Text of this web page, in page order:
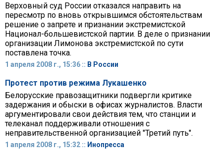
Верховный суд России отказался направить на
пересмотр по вновь открывшимся обстоятельствам
решение о запрете и признании экстремистской
Национал-большевистской партии. В деле о признании
организации Лимонова экстремистской по сути
поставлена точка.
1 апреля 2008 г., 15:36 :: В России
Протест против режима Лукашенко
Белорусские правозащитники подвергли критике
задержания и обыски в офисах журналистов. Власти
аргументировали свои действия тем, что станции и
телеканал поддерживали отношения с
неправительственной организацией "Третий путь".
1 апреля 2008 г., 15:32 :: Инопресса